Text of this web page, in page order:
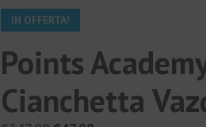
IN OFFERTA!
Points
Cianchetta